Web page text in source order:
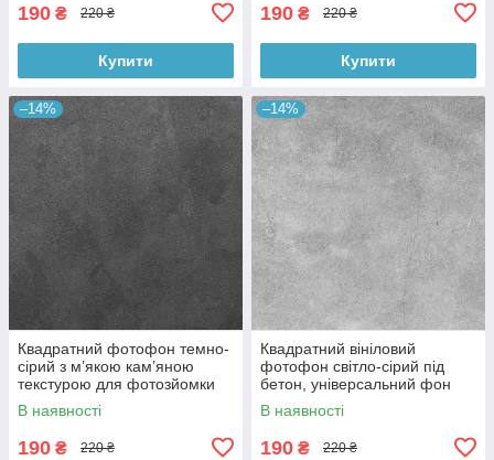
190 ₴ 220 ₴
Купити
190 ₴ 220 ₴
Купити
–14%
Квадратний фотофон темно-
сірий з м’якою кам’яною
текстурою для фотозйомки
товарів 60x60 см, №550076
В наявності
190 ₴ 220 ₴
–14%
Квадратний вініловий
фотофон світло-сірий під
бетон, універсальний фон
для зйомки, 60x60 см,
№550478
В наявності
190 ₴ 220 ₴